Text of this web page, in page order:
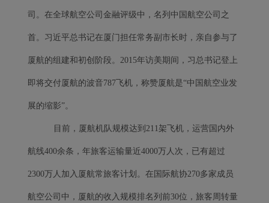
司。在全球航空公司金融评级中，名列中国航空公司之
首。 习近平总书记在厦门担任常务副市长时，亲自参与了
厦航的组建和初创阶段。2015年访美期间，习总书记登上
即将交付厦航的波音787飞机，称赞厦航是“中国航空业发
展的缩影”。
目前，厦航机队规模达到211架飞机，运营国内外
航线400余条，年旅客运输量近4000万人次，已有超过
2300万人加入厦航常旅客计划。在国际航协270多家成员
航空公司中，厦航的收入规模排名列前30位，旅客周转量
Xiamenair.com使用功能
并为您提供最佳的用户体
和分析型Cookie将被安装
在您的浏览器中。
在您的同意下，我们还将
使用营销Cookie (i) 分析